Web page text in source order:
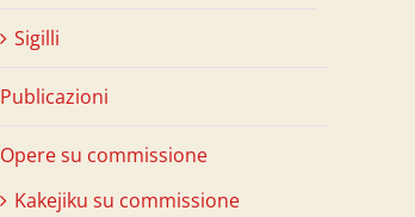
Sigilli
Publicazioni
Opere su commissione
Kakejiku su commissione